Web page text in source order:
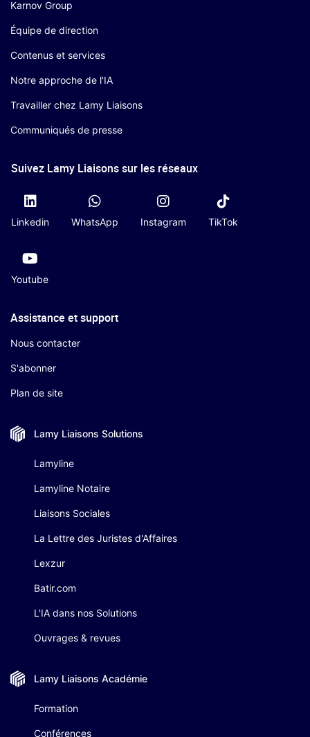
Karnov Group
Équipe de direction
Contenus et services
Notre approche de l'IA
Travailler chez Lamy Liaisons
Communiqués de presse
Suivez Lamy Liaisons sur les réseaux
Linkedin WhatsApp Instagram TikTok
Youtube
Assistance et support
Nous contacter
S'abonner
Plan de site
Lamy Liaisons Solutions
Lamyline
Lamyline Notaire
Liaisons Sociales
La Lettre des Juristes d'Affaires
Lexzur
Batir.com
L'IA dans nos Solutions
Ouvrages & revues
Lamy Liaisons Académie
Formation
Conférences